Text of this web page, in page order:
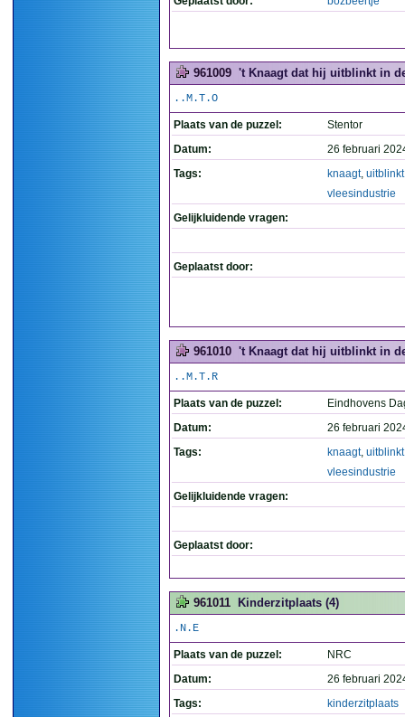
961009 't Knaagt dat hij uitblinkt in
..M.T.O
Plaats van de puzzel:
Stentor
Datum:
26 februari
Tags:
knaagt, uitblinkt
vleesindustrie
Gelijkluidende vragen:
Geplaatst door:
961010 't Knaagt dat hij uitblinkt in
..M.T.R
Plaats van de puzzel:
Eindhovens
Datum:
26 februari
Tags:
knaagt, uitblinkt
vleesindustrie
Gelijkluidende vragen:
Geplaatst door:
961011 Kinderzitplaats (4)
.N.E
Plaats van de puzzel:
NRC
Datum:
26 februari
Tags:
kinderzitplaats